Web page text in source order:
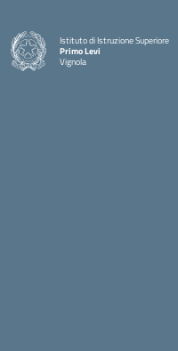
Istituto di Istruzione Superiore
Primo Levi
Vignola